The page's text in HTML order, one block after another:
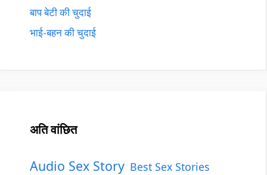
बाप बेटी की चुदाई
भाई-बहन की चुदाई
अति वांछित
Audio Sex Story Best Sex Stories